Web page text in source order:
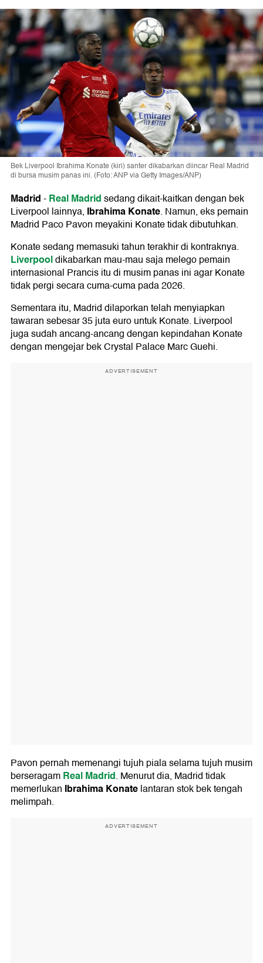
Bek Liverpool Ibrahima Konate (kiri) santer dikabarkan diincar Real Madrid
di bursa musim panas ini. (Foto: ANP via Getty Images/ANP)
Madrid-Real Madridsedang dikait-kaitkan dengan bek
Liverpool lainnya, Ibrahima Konate. Namun, eks pemain
Madrid Paco Pavon meyakini Konate tidak dibutuhkan.
Konate sedang memasuki tahun terakhir di kontraknya.
Liverpooldikabarkan mau-mau saja melego pemain
internasional Prancis itu di musim panas ini agar Konate
tidak pergi secara cuma-cuma pada 2026.
Sementara itu, Madrid dilaporkan telah menyiapkan
tawaran sebesar 35 juta euro untuk Konate. Liverpool
juga sudah ancang-ancang dengan kepindahan Konate
dengan mengejar bek Crystal Palace Marc Guehi.
ADVERTISEMENT
Pavon pernah memenangi tujuh piala selama tujuh musim
berseragamReal Madrid. Menurut dia, Madrid tidak
memerlukan Ibrahima Konatelantaran stok bek tengah
melimpah.
ADVERTISEMENT